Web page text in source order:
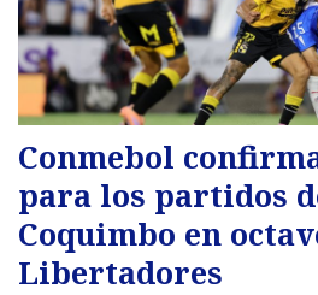
Conmebol
para los partidos
Coquimbo en
Libertadores